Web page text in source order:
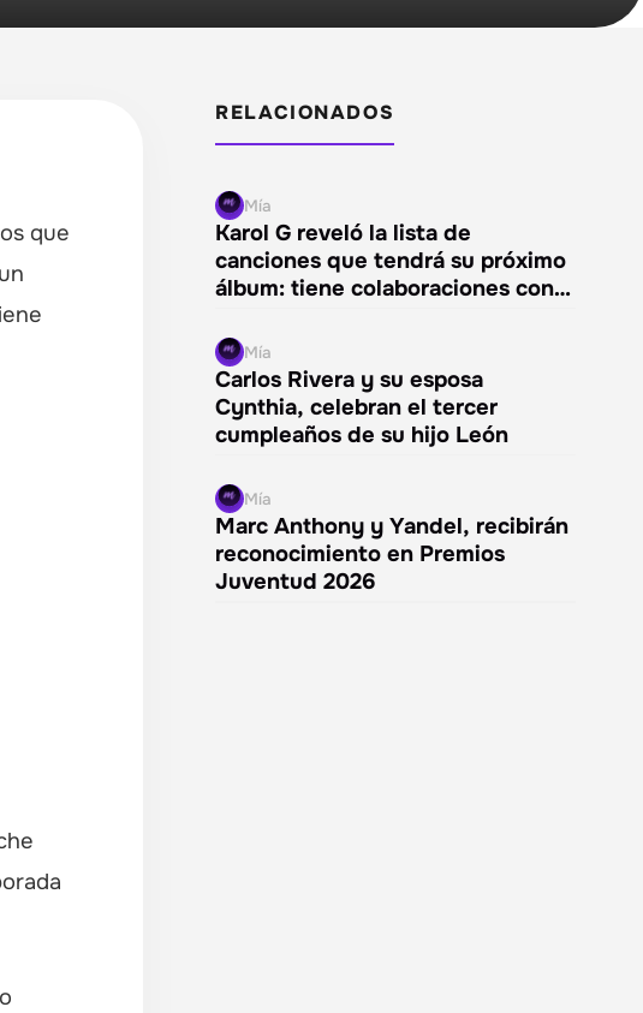
que
RELACIONADOS
Mía
Karol G reveló la lista de
canciones que tendrá su próximo
álbum: tiene colaboraciones con…
Mía
Carlos Rivera y su esposa
Cynthia, celebran el tercer
cumpleaños de su hijo León
Mía
Marc Anthony y Yandel, recibirán
reconocimiento en Premios
Juventud 2026